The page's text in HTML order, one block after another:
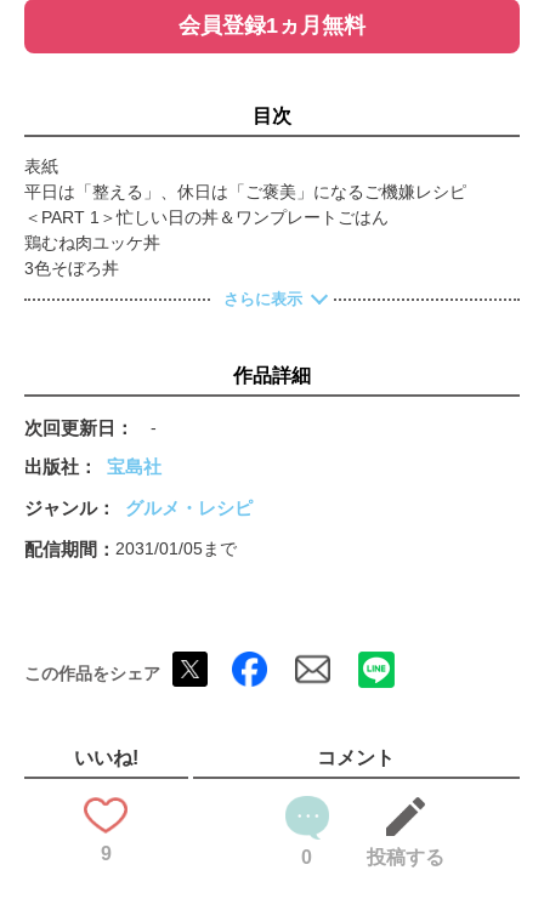
会員登録1ヵ月無料
目次
表紙
平日は「整える」、休日は「ご褒美」になるご機嫌レシピ
＜PART 1＞忙しい日の丼＆ワンプレートごはん
鶏むね肉ユッケ丼
3色そぼろ丼
とろ～り濃厚！明太クリームオムライス
エビ明太チャーハン
きのこたっぷり豚のトマト煮プレート
生ハムクリームリゾット
サラダプレート
タコライス
チーズたっぷりロコモコワンプレート
枝豆としょうがの炊きこみごはん
サバの水煮缶で炊きこみごはん
【禁断ののっけパン＆トースト】／チーズケーキ風いちごパン
ブルーチーズとはちみつトースト/小倉トースト
にんじんきんぴらトースト/なすのピザトースト
アボカドエッグトースト/しらすのペペロンチーノ風トースト
コーンマヨトースト/ピザトースト
さらに表示
作品詳細
次回更新日 -
出版社
宝島社
ジャンル
グルメ・レシピ
配信期間
2031/01/05まで
この作品をシェア
いいね!
9
コメント
0 投稿する